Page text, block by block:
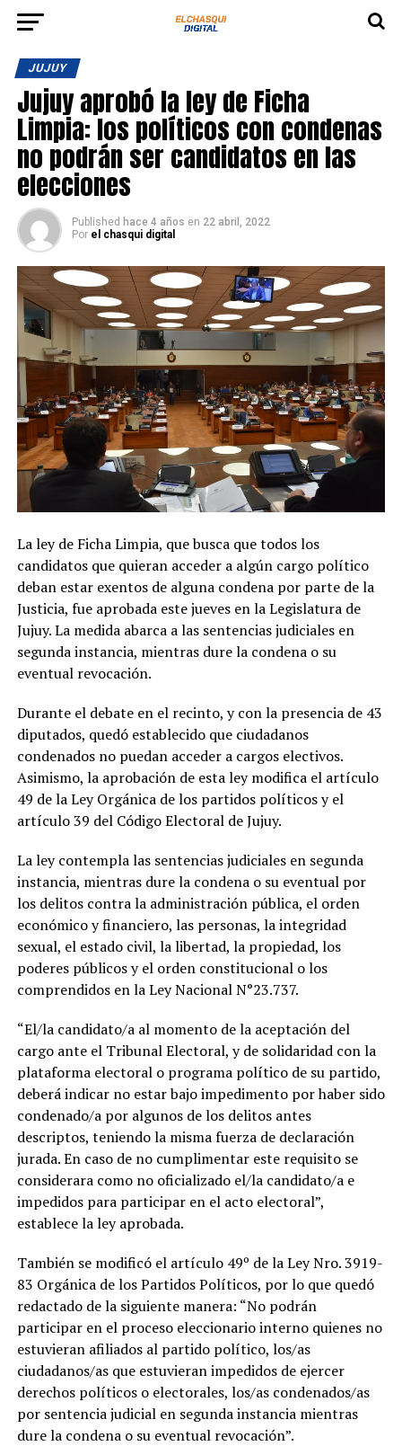
JUJUY
Jujuy aprobó la ley de Ficha
Limpia: los políticos con condenas
no podrán ser candidatos en las
elecciones
Published hace 4 años en 22 abril, 2022
Por el chasqui digital
La ley de Ficha Limpia, que busca que todos los
candidatos que quieran acceder a algún cargo político
deban estar exentos de alguna condena por parte de la
Justicia, fue aprobada este jueves en la Legislatura de
Jujuy. La medida abarca a las sentencias judiciales en
segunda instancia, mientras dure la condena o su
eventual revocación.
Durante el debate en el recinto, y con la presencia de 43
diputados, quedó establecido que ciudadanos
condenados no puedan acceder a cargos electivos.
Asimismo, la aprobación de esta ley modifica el artículo
49 de la Ley Orgánica de los partidos políticos y el
artículo 39 del Código Electoral de Jujuy.
La ley contempla las sentencias judiciales en segunda
instancia, mientras dure la condena o su eventual por
los delitos contra la administración pública, el orden
económico y financiero, las personas, la integridad
sexual, el estado civil, la libertad, la propiedad, los
poderes públicos y el orden constitucional o los
comprendidos en la Ley Nacional N°23.737.
“El/la candidato/a al momento de la aceptación del
cargo ante el Tribunal Electoral, y de solidaridad con la
plataforma electoral o programa político de su partido,
deberá indicar no estar bajo impedimento por haber sido
condenado/a por algunos de los delitos antes
descriptos, teniendo la misma fuerza de declaración
jurada. En caso de no cumplimentar este requisito se
considerara como no oficializado el/la candidato/a e
impedidos para participar en el acto electoral”,
establece la ley aprobada.
También se modificó el artículo 49º de la Ley Nro. 3919-
83 Orgánica de los Partidos Políticos, por lo que quedó
redactado de la siguiente manera: “No podrán
participar en el proceso eleccionario interno quienes no
estuvieran afiliados al partido político, los/as
ciudadanos/as que estuvieran impedidos de ejercer
derechos políticos o electorales, los/as condenados/as
por sentencia judicial en segunda instancia mientras
dure la condena o su eventual revocación”.